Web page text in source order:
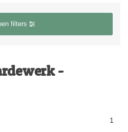
filters
-
1